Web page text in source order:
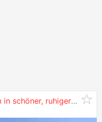
Ein herrschaftliches Anwesen in schöner, ruhiger und gut erreichbarer Lage, in 3130